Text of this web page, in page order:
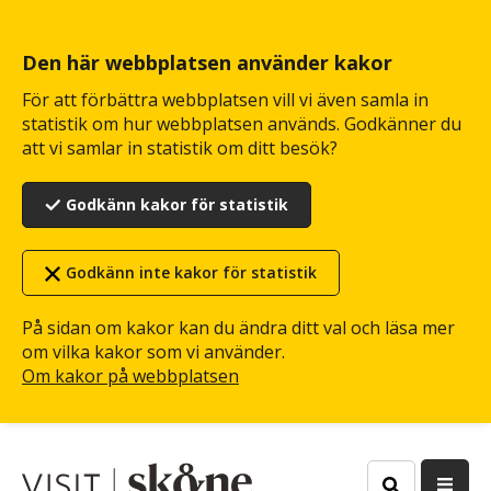
Den här webbplatsen använder kakor
För att förbättra webbplatsen vill vi även samla in
statistik om hur webbplatsen används. Godkänner du
att vi samlar in statistik om ditt besök?
Godkänn kakor för statistik
Godkänn inte kakor för statistik
På sidan om kakor kan du ändra ditt val och läsa mer
om vilka kakor som vi använder.
Om kakor på webbplatsen
huvudinnehåll